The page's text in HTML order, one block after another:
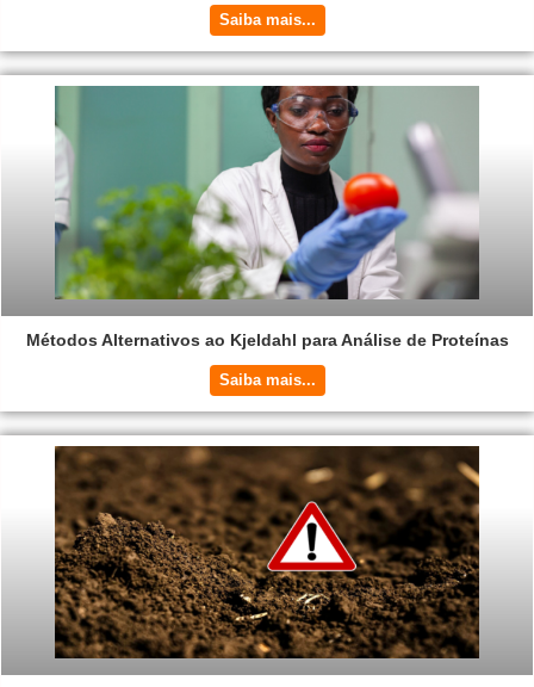
Saiba mais...
Métodos Alternativos ao Kjeldahl para Análise de Proteínas
Saiba mais...